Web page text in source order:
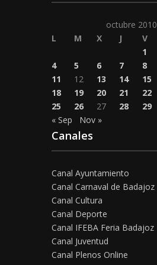
octubre 2010
L
M X J V
1
4
5 6 7 8
11
12 13 14 15
18
19 20 21 22
25
26 27 28 29
« Sep
Nov »
Canales
Canal Ayuntamiento
Canal Carnaval de Badajoz
Canal Cultura
Canal Deporte
Canal IFEBA Feria Badajoz
Canal Juventud
Canal Plenos Online